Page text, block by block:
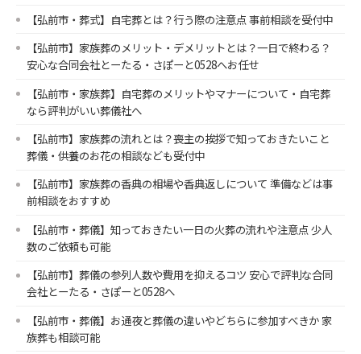
【弘前市・葬式】自宅葬とは？行う際の注意点 事前相談を受付中
【弘前市】家族葬のメリット・デメリットとは？一日で終わる？
安心な合同会社とーたる・さぽーと0528へお任せ
【弘前市・家族葬】自宅葬のメリットやマナーについて・自宅葬
なら評判がいい葬儀社へ
【弘前市】家族葬の流れとは？喪主の挨拶で知っておきたいこと
葬儀・供養のお花の相談なども受付中
【弘前市】家族葬の香典の相場や香典返しについて 準備などは事
前相談をおすすめ
【弘前市・葬儀】知っておきたい一日の火葬の流れや注意点 少人
数のご依頼も可能
【弘前市】葬儀の参列人数や費用を抑えるコツ 安心で評判な合同
会社とーたる・さぽーと0528へ
【弘前市・葬儀】お通夜と葬儀の違いやどちらに参加すべきか 家
族葬も相談可能